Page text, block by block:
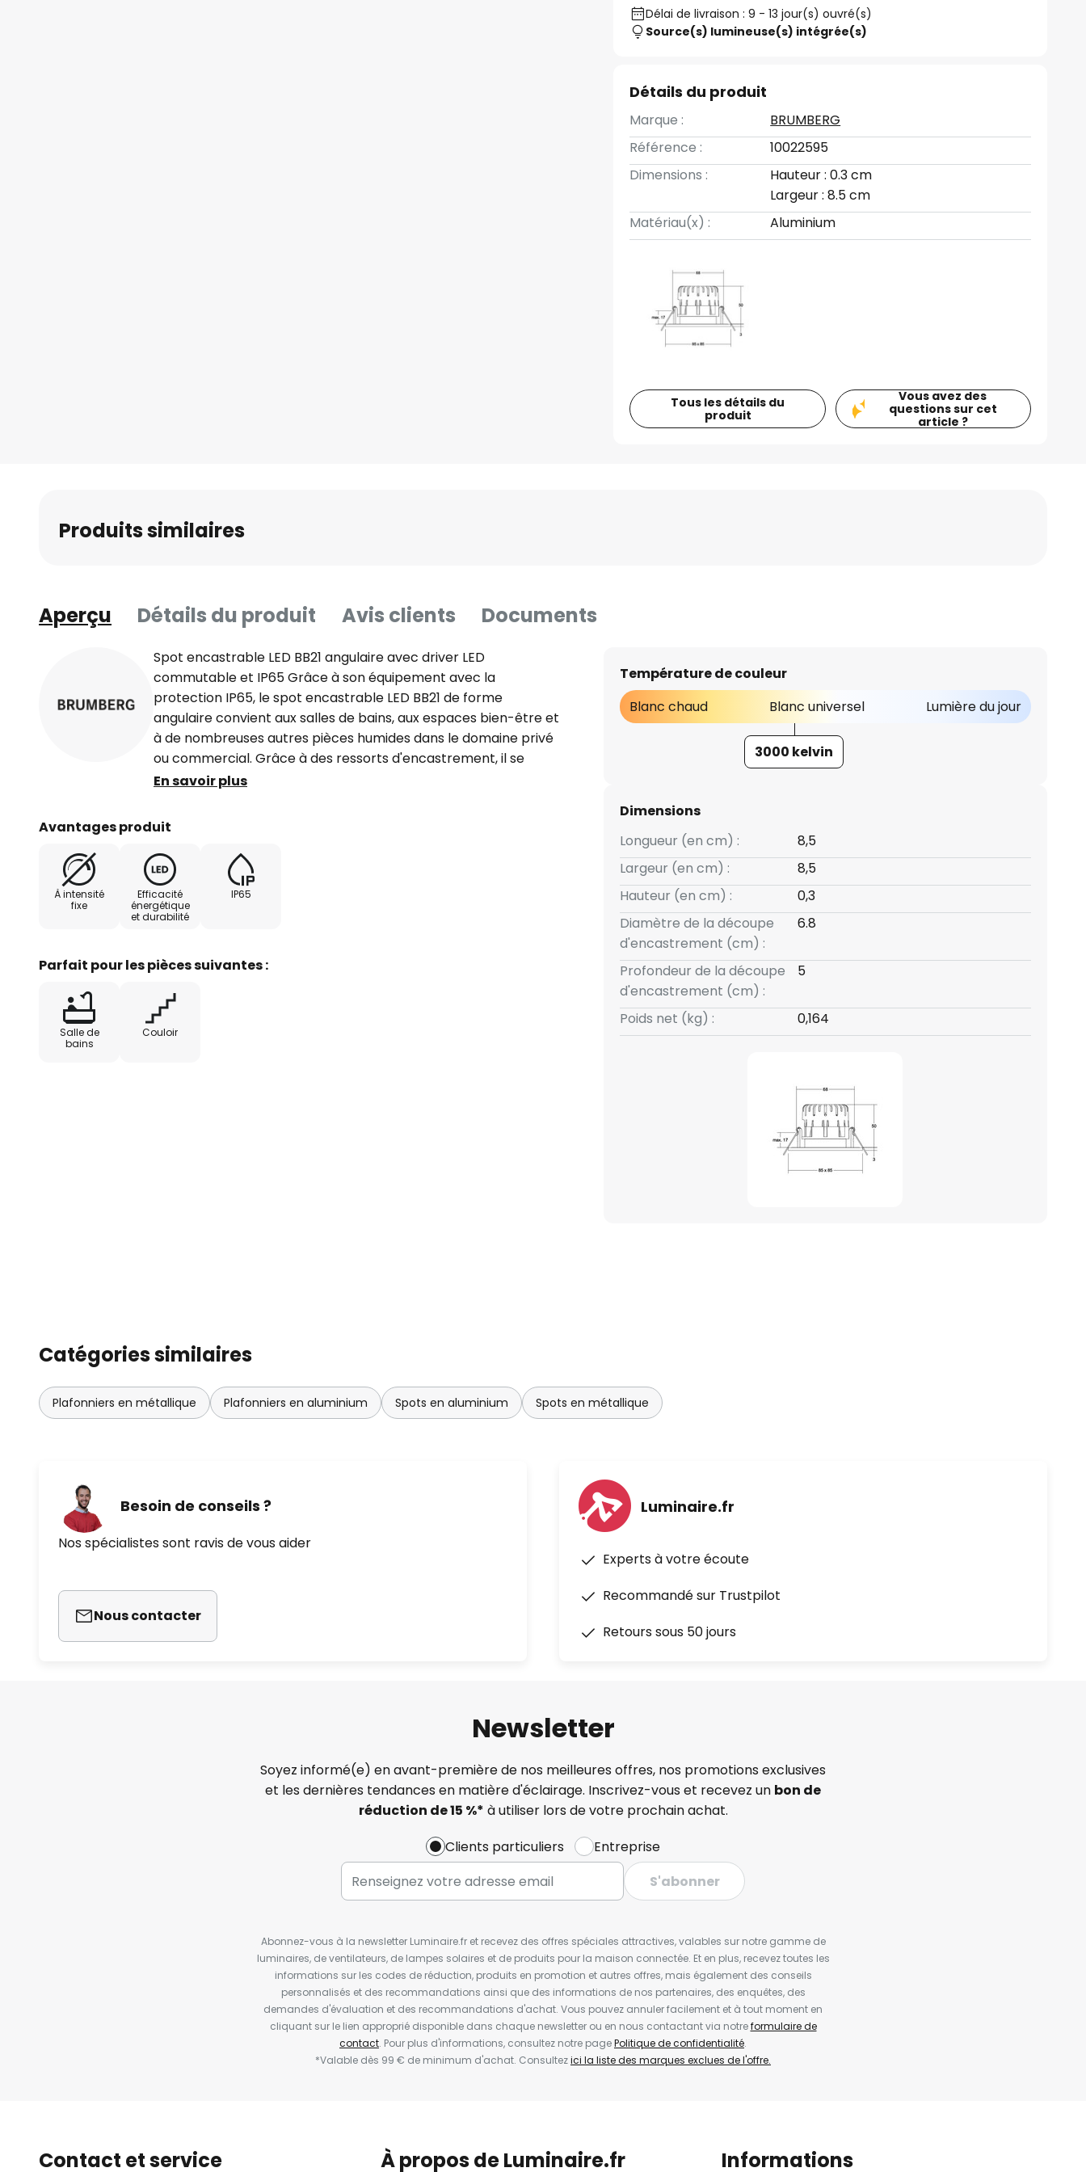
Délai de livraison : 9 - 13 jour(s) ouvré(s)
Source(s) lumineuse(s) intégrée(s)
Détails du produit
Marque :
BRUMBERG
Référence :
10022595
Dimensions :
Hauteur : 0.3 cm
Largeur : 8.5 cm
Matériau(x) :
Aluminium
Tous les détails du
produit
Vous avez des
questions sur cet
article ?
Produits similaires
Aperçu Détails du produit Avis clients Documents
Spot encastrable LED BB21 angulaire avec driver LED
commutable et IP65 Grâce à son équipement avec la
protection IP65, le spot encastrable LED BB21 de forme
angulaire convient aux salles de bains, aux espaces bien-être et
à de nombreuses autres pièces humides dans le domaine privé
ou commercial. Grâce à des ressorts d'encastrement, il se
monte sans outil, peut être encastré dans des plafonds d'une
angle de 36°, il diffuse un éclairage blanc chaud qui est réparti
répartition de l'intensité lumineuse à symétrie de révolution,
profonde et large, à travers le cache transparent en plastique.
- température ambiante autorisée - 20 à 25 °C - ballast
électronique commutable inclus - ne doit pas être recouvert
En savoir plus
Avantages produit
À intensité
fixe
Efficacité
énergétique
et durabilité
IP65
Parfait pour les pièces suivantes :
Salle de
bains
Couloir
Température de couleur
Blanc chaud
Blanc universel Lumière du jour
3000 kelvin
Dimensions
Longueur (en cm) :
8,5
Largeur (en cm) :
8,5
Hauteur (en cm) :
0,3
Diamètre de la découpe
d'encastrement (cm) :
6.8
Profondeur de la découpe
d'encastrement (cm) :
5
Poids net (kg) : 0,164
Catégories similaires
Plafonniers en métallique Plafonniers en aluminium Spots en aluminium Spots en métallique
Besoin de conseils ?
Nos spécialistes sont ravis de vous aider
Nous contacter
Luminaire.fr
Experts à votre écoute
Recommandé sur Trustpilot
Retours sous 50 jours
Newsletter
Soyez informé(e) en avant-première de nos meilleures offres, nos promotions exclusives
et les dernières tendances en matière d'éclairage. Inscrivez-vous et recevez un bon de
réduction de 15 %* à utiliser lors de votre prochain achat.
Clients particuliers
Entreprise
S'abonner
Abonnez-vous à la newsletter Luminaire.fr et recevez des offres spéciales attractives, valables sur notre gamme de
luminaires, de ventilateurs, de lampes solaires et de produits pour la maison connectée. Et en plus, recevez toutes les
informations sur les codes de réduction, produits en promotion et autres offres, mais également des conseils
personnalisés et des recommandations ainsi que des informations de nos partenaires, des enquêtes, des
demandes d'évaluation et des recommandations d'achat. Vous pouvez annuler facilement et à tout moment en
cliquant sur le lien approprié disponible dans chaque newsletter ou en nous contactant via notreformulaire de
contact. Pour plus d'informations, consultez notre pagePolitique de confidentialité.
*Valable dès 99 € de minimum d'achat. Consultezici la liste des marques exclues de l'offre.
Contact et service À propos de Luminaire.fr Informations